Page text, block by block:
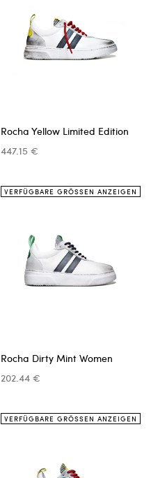
Rocha Yellow Limited Edition
447.15 €
VERFÜGBARE GRÖSSEN ANZEIGEN
Rocha Dirty Mint Women
202.44 €
VERFÜGBARE GRÖSSEN ANZEIGEN